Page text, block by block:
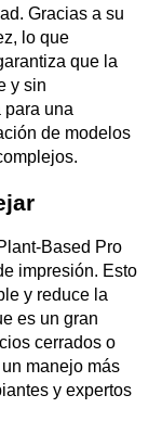
Gracias a su
lo que
que la
y sin
para una
de modelos
Based Pro
impresión. Esto
y reduce la
es un gran
cerrados o
manejo más
y expertos